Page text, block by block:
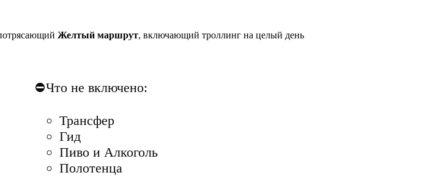
Желтый маршрут, включающий троллинг на целый день
⛔️Что не включено:
Трансфер
Гид
Пиво и Алкоголь
Полотенца